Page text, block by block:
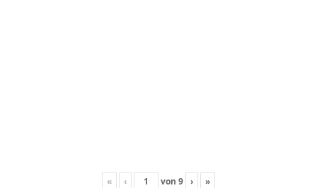
« ‹ von 9 › »